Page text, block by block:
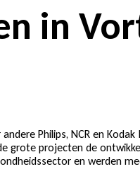
in
Philips, NCR en
grote projecten de
en werden